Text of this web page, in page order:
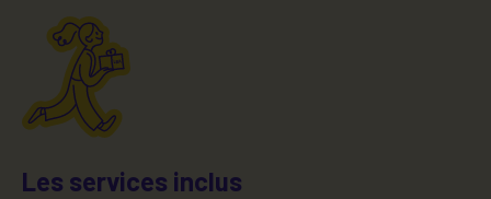
Les services inclus